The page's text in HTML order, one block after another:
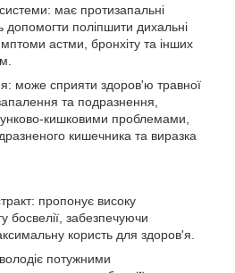
має протизапальні
допомогти поліпшити дихальні
астми, бронхіту та інших
може сприяти здоров'ю травної
та подразнення,
кишковими проблемами,
кишечника та виразка
пропонує високу
босвелії, забезпечуючи
користь для здоров'я.
потужними